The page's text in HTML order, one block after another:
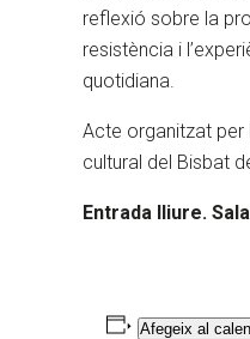
reflexió sobre la
resistència i
quotidiana.
Acte organitzat per
cultural del Bisbat
Entrada lliure.
Afegeix al